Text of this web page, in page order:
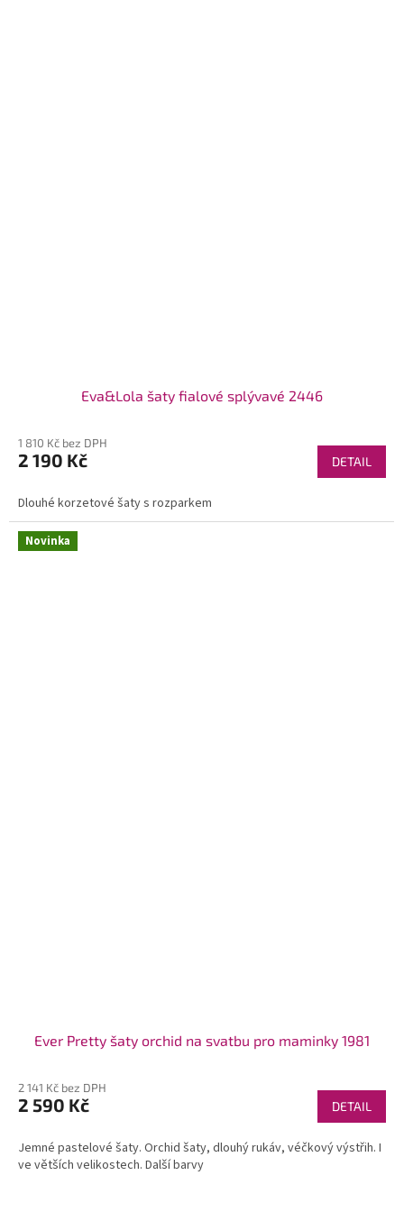
Eva&Lola šaty fialové splývavé 2446
1 810 Kč bez DPH
2 190 Kč DETAIL
Dlouhé korzetové šaty s rozparkem
Novinka
Ever Pretty šaty orchid na svatbu pro maminky 1981
2 141 Kč bez DPH
2 590 Kč DETAIL
Jemné pastelové šaty. Orchid šaty, dlouhý rukáv, véčkový výstřih. I
ve větších velikostech. Další barvy